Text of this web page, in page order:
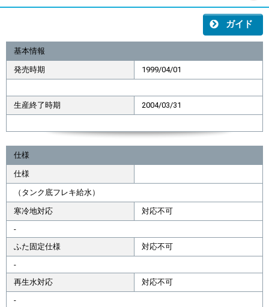
ガイド
基本情報
発売時期 1999/04/01
生産終了時期 2004/03/31
仕様
仕様
（タンク底フレキ給水）
寒冷地対応
対応不可
-
ふた固定仕様
対応不可
-
再生水対応
対応不可
-